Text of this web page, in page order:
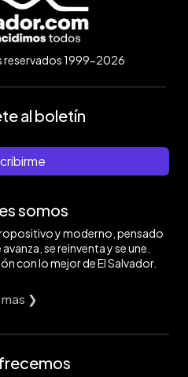
reservados 1999-2026
al boletín
somos
y moderno, pensado
se reinventa y se une.
con lo mejor de El Salvador.
mas ❯